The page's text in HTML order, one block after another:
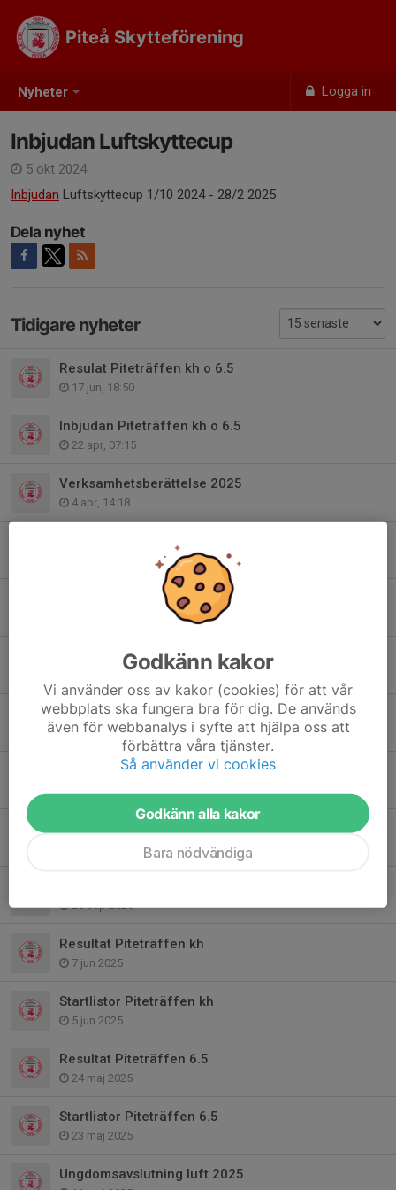
Nyheter Logga in
Piteå Skytteförening
Inbjudan Luftskyttecup
5 okt 2024
Inbjudan Luftskyttecup 1/10 2024 - 28/2 2025
Dela nyhet
Tidigare nyheter
Resulat Piteträffen kh o 6.5
17 jun, 18:50
Inbjudan Piteträffen kh o 6.5
22 apr, 07:15
Verksamhetsberättelse 2025
4 apr, 14:18
Resultat Luciaträffen 2025
Startlistor Luciaträffen 2025
12 dec 2025
Inbjudan luftskyttecup 2025-2026
6 okt 2025
Inbjudan Luciaträffen 2025
20 sep 2025
Resultat Piteträffen kh
7 jun 2025
Startlistor Piteträffen kh
5 jun 2025
Resultat Piteträffen 6.5
24 maj 2025
Startlistor Piteträffen 6.5
23 maj 2025
Ungdomsavslutning luft 2025
Godkänn kakor
Vi använder oss av kakor (cookies) för att vår
webbplats ska fungera bra för dig. De används
även för webbanalys i syfte att hjälpa oss att
förbättra våra tjänster.
Så använder vi cookies
Godkänn alla kakor
Bara nödvändiga